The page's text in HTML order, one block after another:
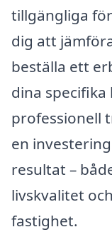
tillgängliga
dig att
beställa ett
dina
professionell
en
resultat –
livskvalitet
fastighet.